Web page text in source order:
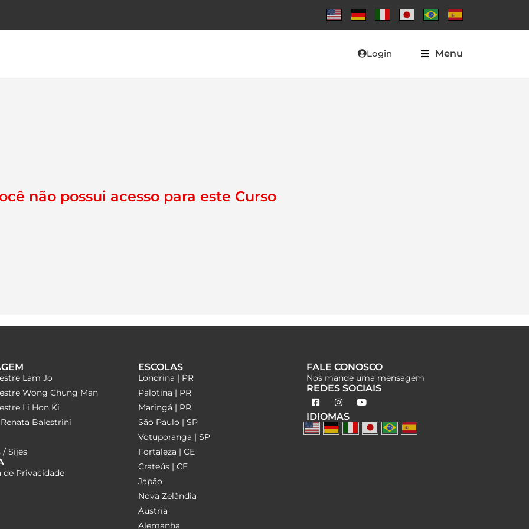
Login Menu
não possui acesso para este Curso
Lam Jo
Wong Chung Man
Li Hon Ki
Balestrini
/ Sijes
de Privacidade
ESCOLAS
Londrina | PR
Palotina | PR
Maringá | PR
São Paulo | SP
Votuporanga | SP
Fortaleza | CE
Crateús | CE
Japão
Nova Zelândia
Áustria
Alemanha
FALE CONOSCO
Nos mande uma mensagem
REDES SOCIAIS
IDIOMAS